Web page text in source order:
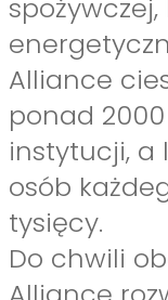
Alliance
ponad
instytucji, a
osób
tysięcy.
Do chwili